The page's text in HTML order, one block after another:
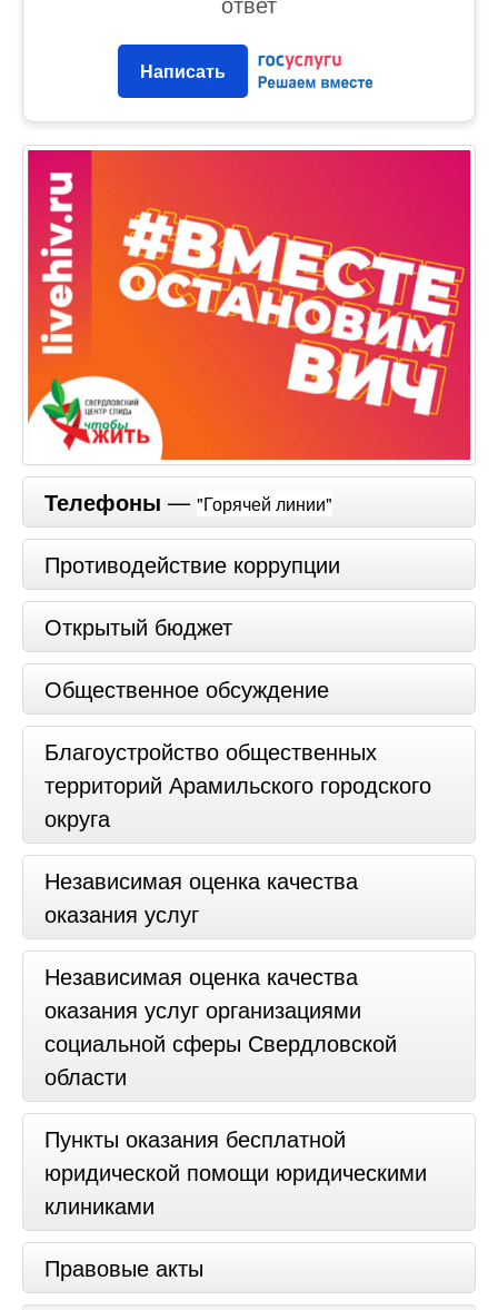
Написать
Телефоны — "Горячей линии"
Противодействие коррупции
Открытый бюджет
Общественное обсуждение
Благоустройство общественных
территорий Арамильского городского
округа
Независимая оценка качества
оказания услуг
Независимая оценка качества
оказания услуг организациями
социальной сферы Свердловской
области
Пункты оказания бесплатной
юридической помощи юридическими
клиниками
Правовые акты